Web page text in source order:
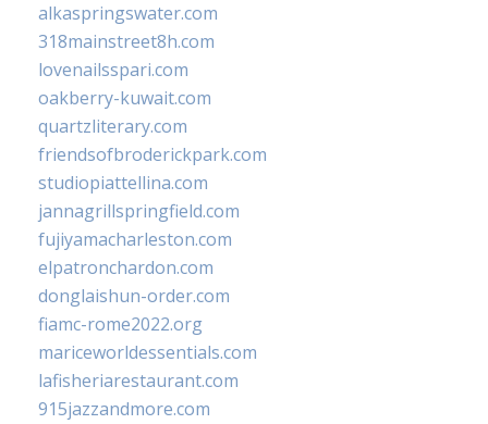
alkaspringswater.com
318mainstreet8h.com
lovenailsspari.com
oakberry-kuwait.com
quartzliterary.com
friendsofbroderickpark.com
studiopiattellina.com
jannagrillspringfield.com
fujiyamacharleston.com
elpatronchardon.com
donglaishun-order.com
fiamc-rome2022.org
mariceworldessentials.com
lafisheriarestaurant.com
915jazzandmore.com